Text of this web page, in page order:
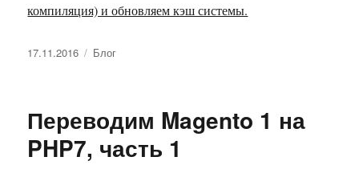
компиляция) и обновляем кэш системы.
Опубликовано
17.11.2016 Рубрики
Блог
Переводим Magento 1 на
PHP7, часть 1